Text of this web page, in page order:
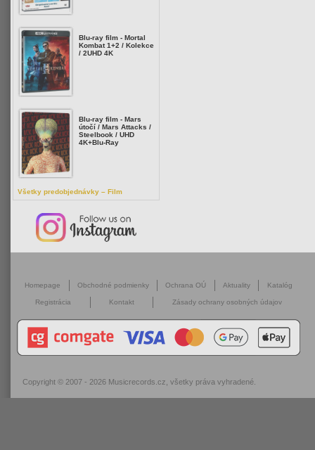
Blu-ray film - Mortal
Kombat 1+2 / Kolekce
/ 2UHD 4K
Blu-ray film - Mars
útočí / Mars Attacks /
Steelbook / UHD
4K+Blu-Ray
Všetky predobjednávky – Film
Homepage Obchodné podmienky Ochrana OÚ Aktuality Katalóg
Registrácia Kontakt Zásady ochrany osobných údajov
Copyright © 2007 - 2026 Musicrecords.cz , všetky práva vyhradené.